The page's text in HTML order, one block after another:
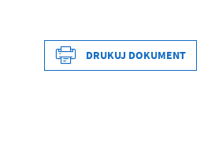
Data wytworzenia
DRUKUJ DOKUMENT